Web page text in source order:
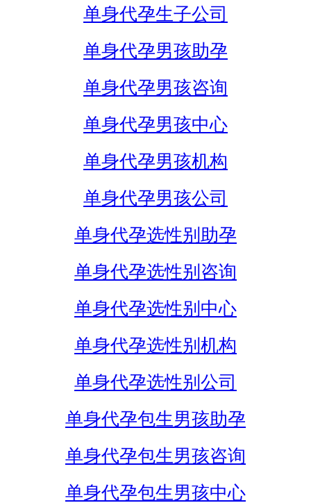
单身代孕生子公司
单身代孕男孩助孕
单身代孕男孩咨询
单身代孕男孩中心
单身代孕男孩机构
单身代孕男孩公司
单身代孕选性别助孕
单身代孕选性别咨询
单身代孕选性别中心
单身代孕选性别机构
单身代孕选性别公司
单身代孕包生男孩助孕
单身代孕包生男孩咨询
单身代孕包生男孩中心